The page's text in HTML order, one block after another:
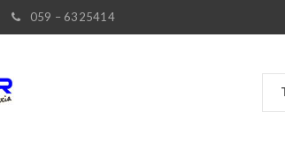
059 – 6325414